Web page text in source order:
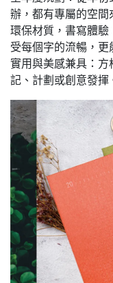
辦，都有專屬的空間
環保材質，書寫體驗
受每個字的流暢，更
實用與美感兼具：方
記、計劃或創意發揮